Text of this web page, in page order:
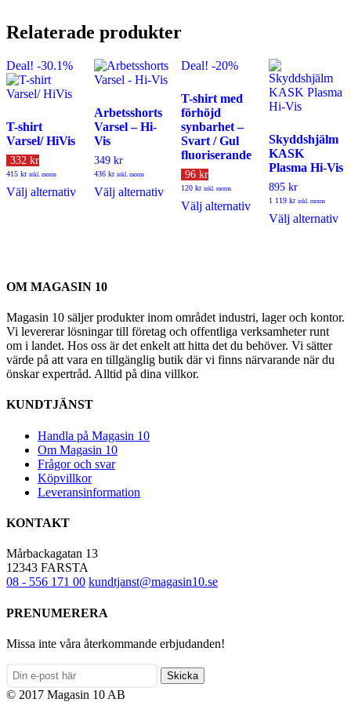
Relaterade produkter
Deal! -30.1%
T-shirt
Varsel/ HiVis
332 kr
415 kr inkl. moms
Välj alternativDen
olika
kan
väljas
på
produktsidan
Arbetsshorts
Varsel – Hi-
Vis
349 kr
436 kr inkl. moms
Välj alternativDen
kan
väljas
på
produktsidan
Deal! -20%
T-shirt med
förhöjd
synbarhet –
Svart / Gul
fluoriserande
96 kr
120 krinkl. moms
Välj alternativDen
alternativen
kan
väljas
på
Skyddshjälm
KASK
Plasma Hi-Vis
895 kr
1 119 kr inkl. moms
Välj alternativ
OM MAGASIN 10
Magasin 10 säljer produkter inom området industri, lager och kontor.
Vi levererar lösningar till företag och offentliga verksamheter runt
om i landet. Hos oss är det enkelt att hitta det du behöver. Vi sätter
värde på att vara en tillgänglig butik där vi finns närvarande när du
önskar expertråd. Alltid på dina villkor.
KUNDTJÄNST
Handla på Magasin 10
Om Magasin 10
Frågor och svar
Köpvillkor
Leveransinformation
KONTAKT
Mårbackagatan 13
12343 FARSTA
08 - 556 171 00 kundtjanst@magasin10.se
PRENUMERERA
Missa inte våra återkommande erbjudanden!
Skicka
© 2017 Magasin 10 AB